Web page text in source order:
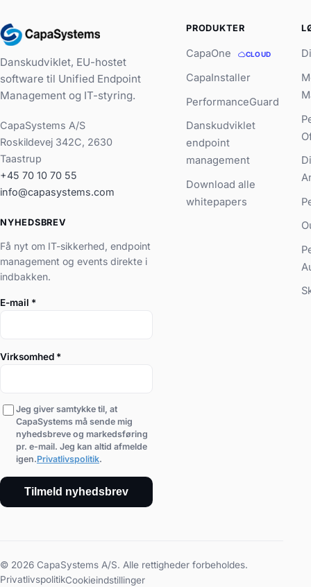
Danskudviklet, EU-hostet
software til Unified Endpoint
Management og IT-styring.
CapaSystems A/S
Roskildevej 342C, 2630
Taastrup
+45 70 10 70 55
info@capasystems.com
NYHEDSBREV
Få nyt om IT-sikkerhed, endpoint
management og events direkte i
indbakken.
E-mail *
Virksomhed *
Jeg giver samtykke til, at
CapaSystems må sende mig
nyhedsbreve og markedsføring
pr. e-mail. Jeg kan altid afmelde
igen.Privatlivspolitik.
Tilmeld nyhedsbrev
PRODUKTER
CapaOne CLOUD
CapaInstaller
PerformanceGuard
Danskudviklet
endpoint
management
Download alle
whitepapers
© 2026 CapaSystems A/S. Alle rettigheder forbeholdes.
PrivatlivspolitikCookieindstillinger